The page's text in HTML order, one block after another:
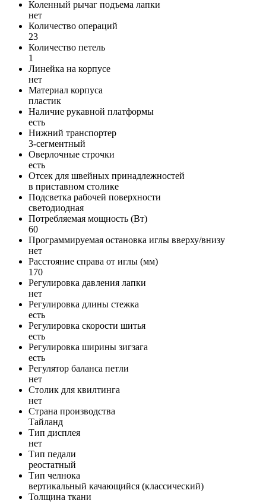
Коленный рычаг подъема лапки
нет
Количество операций
23
Количество петель
1
Линейка на корпусе
нет
Материал корпуса
пластик
Наличие рукавной платформы
есть
Нижний транспортер
3-сегментный
Оверлочные строчки
есть
Отсек для швейных принадлежностей
в приставном столике
Подсветка рабочей поверхности
светодиодная
Потребляемая мощность (Вт)
60
Программируемая остановка иглы вверху/внизу
нет
Расстояние справа от иглы (мм)
170
Регулировка давления лапки
нет
Регулировка длины стежка
есть
Регулировка скорости шитья
есть
Регулировка ширины зигзага
есть
Регулятор баланса петли
нет
Столик для квилтинга
нет
Страна производства
Тайланд
Тип дисплея
нет
Тип педали
реостатный
Тип челнока
вертикальный качающийся (классический)
Толщина ткани